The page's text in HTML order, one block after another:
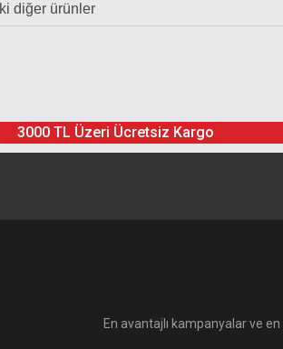
diğer ürünler
3000 TL Üzeri Ücretsiz Kargo
En avantajlı kampanyalar ve